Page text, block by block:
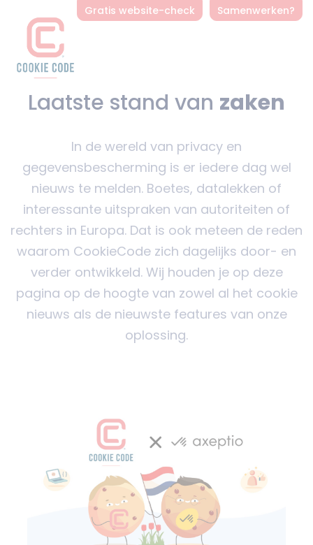
Gratis website-check Samenwerken?
Laatste stand van zaken
In de wereld van privacy en
gegevensbescherming is er iedere dag wel
nieuws te melden. Boetes, datalekken of
interessante uitspraken van autoriteiten of
rechters in Europa. Dat is ook meteen de reden
waarom CookieCode zich dagelijks door- en
verder ontwikkeld. Wij houden je op deze
pagina op de hoogte van zowel al het cookie
nieuws als de nieuwste features van onze
oplossing.